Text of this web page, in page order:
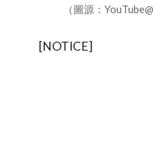
（圖源：
[NOTICE]